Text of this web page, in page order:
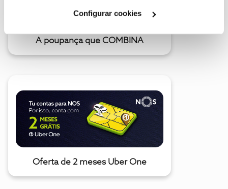
Configurar cookies
A poupança que COMBINA
Oferta de 2 meses Uber One